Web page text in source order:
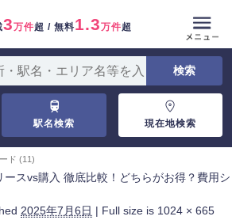
3万件超 / 無料1.3万件超
駅名検索 現在地検索
ド (11)
ースvs購入 徹底比較！どちらがお得？費用シ
2025年7月6日 | Full size is 1024 × 665